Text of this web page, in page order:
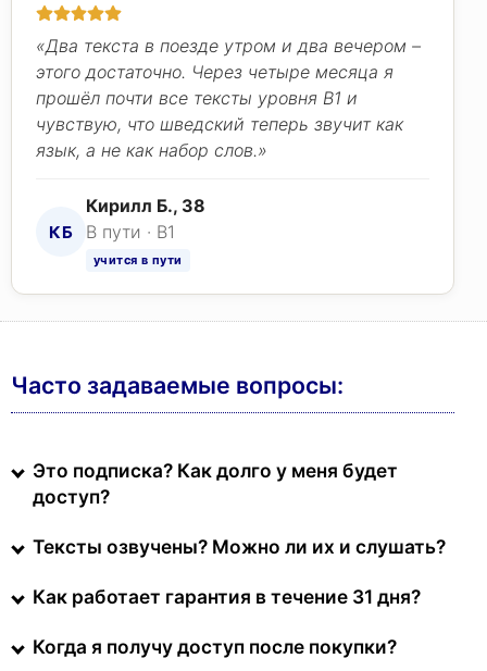
«Два текста в поезде утром и два вечером –
этого достаточно. Через четыре месяца я
прошёл почти все тексты уровня B1 и
чувствую, что шведский теперь звучит как
язык, а не как набор слов.»
КБ
Кирилл Б., 38
В пути · B1
учится в пути
Часто задаваемые вопросы:
Это подписка? Как долго у меня будет
доступ?
Тексты озвучены? Можно ли их и слушать?
Как работает гарантия в течение 31 дня?
Когда я получу доступ после покупки?